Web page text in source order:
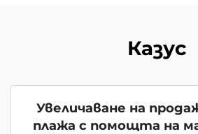
Казус
Увеличаване на
плажа с помощта на